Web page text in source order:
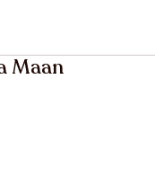
Maan